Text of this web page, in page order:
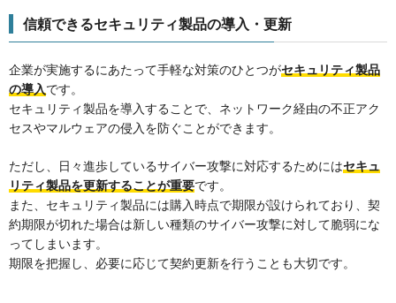
信頼できるセキュリティ製品の導入・更新
企業が実施するにあたって手軽な対策のひとつがセキュリティ製品
の導入です。
セキュリティ製品を導入することで、ネットワーク経由の不正アク
セスやマルウェアの侵入を防ぐことができます。
ただし、日々進歩しているサイバー攻撃に対応するためにはセキュ
リティ製品を更新することが重要です。
また、セキュリティ製品には購入時点で期限が設けられており、契
約期限が切れた場合は新しい種類のサイバー攻撃に対して脆弱にな
ってしまいます。
期限を把握し、必要に応じて契約更新を行うことも大切です。